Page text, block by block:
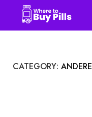
CATEGORY: ANDERE